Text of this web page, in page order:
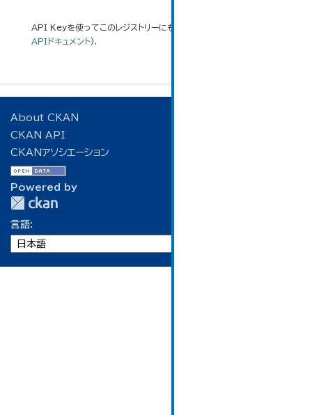
API Keyを使ってこのレジストリーにもアクセス可能です
APIドキュメント).
About CKAN
CKAN API
CKANアソシエーション
Powered by
言語